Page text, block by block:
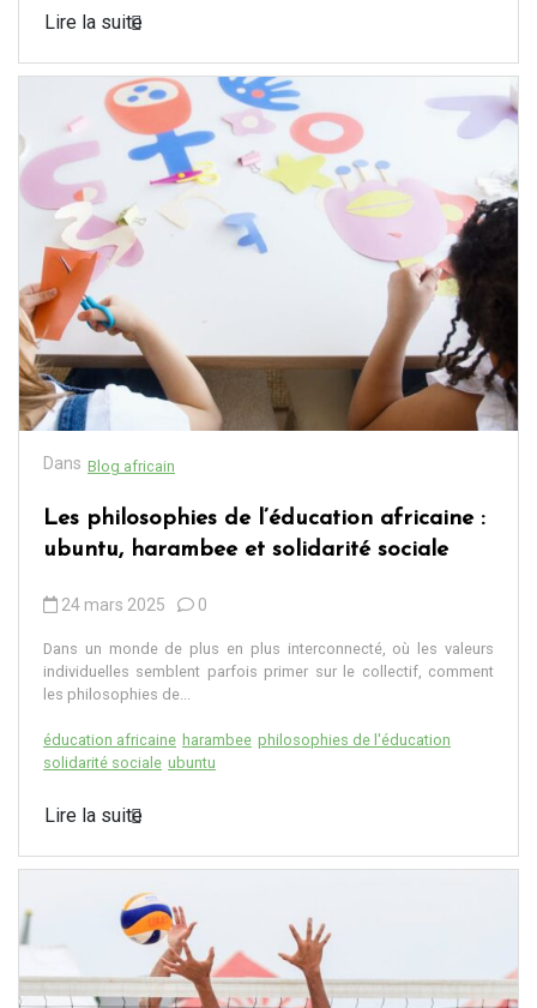
Lire la suite
Dans Blog africain
Les philosophies de l’éducation africaine :
ubuntu, harambee et solidarité sociale
24 mars 2025 0
Dans un monde de plus en plus interconnecté, où les valeurs
individuelles semblent parfois primer sur le collectif, comment
les philosophies de...
éducation africaine harambee philosophies de l'éducation
solidarité sociale ubuntu
Lire la suite